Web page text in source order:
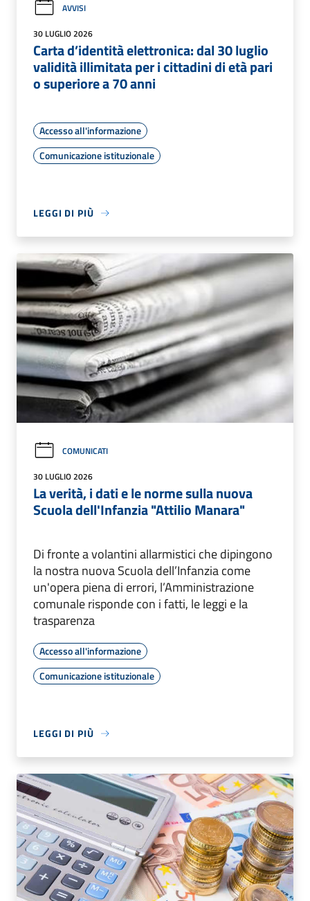
AVVISI
30 LUGLIO 2026
Carta d’identità elettronica: dal 30 luglio
validità illimitata per i cittadini di età pari
o superiore a 70 anni
Accesso all'informazione
Comunicazione istituzionale
LEGGI DI PIÙ
COMUNICATI
30 LUGLIO 2026
La verità, i dati e le norme sulla nuova
Scuola dell'Infanzia "Attilio Manara"
Di fronte a volantini allarmistici che dipingono
la nostra nuova Scuola dell’Infanzia come
un'opera piena di errori, l’Amministrazione
comunale risponde con i fatti, le leggi e la
trasparenza
Accesso all'informazione
Comunicazione istituzionale
LEGGI DI PIÙ